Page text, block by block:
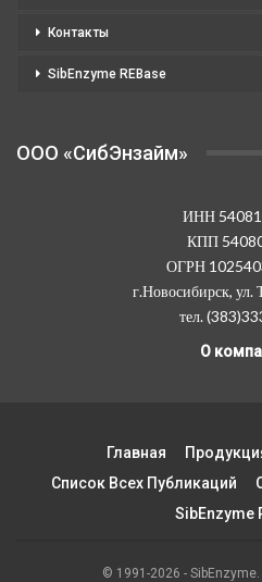
Контакты
SibEnzyme REBase
OOO «СибЭнзайм»
ИНН
КПП
ОГРН
г.Новосибирск, ул.
тел.
О
Главная
Список Всех Публикаций
SibEnzyme
© 1991-2026 -